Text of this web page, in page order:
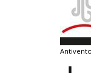
antivento